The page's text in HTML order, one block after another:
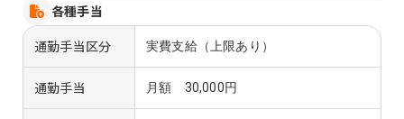
各種手当
通勤手当区分
実費支給（上限あり）
通勤手当 月額 30,000円